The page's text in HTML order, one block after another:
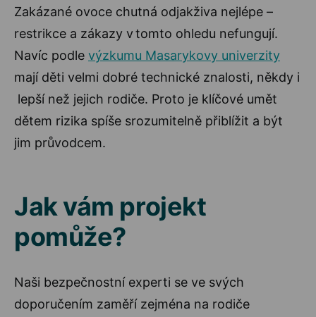
Zakázané ovoce chutná odjakživa nejlépe –
restrikce a zákazy v tomto ohledu nefungují.
Navíc podle výzkumu Masarykovy univerzity
mají děti velmi dobré technické znalosti, někdy i
lepší než jejich rodiče. Proto je klíčové umět
dětem rizika spíše srozumitelně přiblížit a být
jim průvodcem.
Jak vám projekt
pomůže?
Naši bezpečnostní experti se ve svých
doporučením zaměří zejména na rodiče